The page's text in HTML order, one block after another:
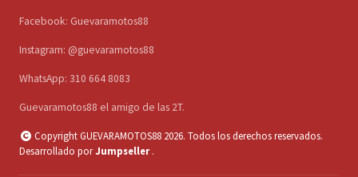
Facebook: Guevaramotos88
Instagram: @guevaramotos88
WhatsApp: 310 664 8083
Guevaramotos88 el amigo de las 2T.
Copyright GUEVARAMOTOS88 2026. Todos los derechos reservados.
Desarrollado porJumpseller .